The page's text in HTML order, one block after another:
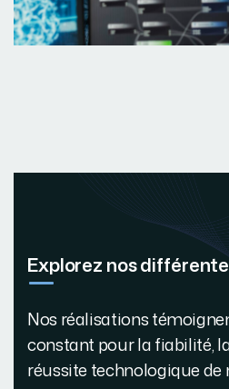
Explorez nos
Nos réalisations
constant pour la fiabilité,
réussite technologique de